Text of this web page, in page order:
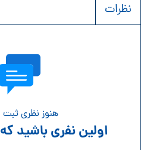
نظرات
هنوز نظری
اولین نفری باشید